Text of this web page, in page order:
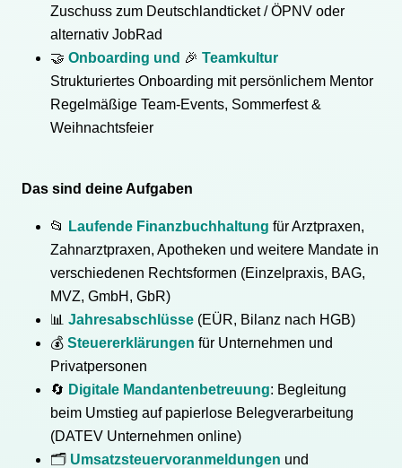
Zuschuss zum Deutschlandticket / ÖPNV oder
alternativ JobRad
🤝 Onboarding und 🎉 Teamkultur
Strukturiertes Onboarding mit persönlichem Mentor
Regelmäßige Team-Events, Sommerfest &
Weihnachtsfeier
Das sind deine Aufgaben
📂 Laufende Finanzbuchhaltung für Arztpraxen,
Zahnarztpraxen, Apotheken und weitere Mandate in
verschiedenen Rechtsformen (Einzelpraxis, BAG,
MVZ, GmbH, GbR)
📊 Jahresabschlüsse (EÜR, Bilanz nach HGB)
💰 Steuererklärungen für Unternehmen und
Privatpersonen
🔄 Digitale Mandantenbetreuung: Begleitung
beim Umstieg auf papierlose Belegverarbeitung
(DATEV Unternehmen online)
🗂 Umsatzsteuervoranmeldungen und